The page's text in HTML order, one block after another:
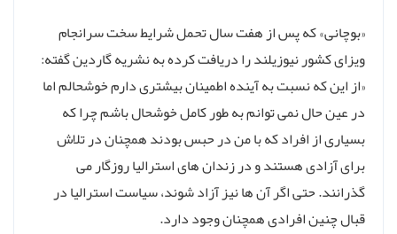
«بوچانی» که پس از هفت سال تحمل شرایط سخت سرانجام
ویزای کشور نیوزیلند را دریافت کرده به نشریه گاردین گفته:
«از این که نسبت به آینده اطمینان بیشتری دارم خوشحالم اما
در عین حال نمی توانم به طور کامل خوشحال باشم چرا که
بسیاری از افراد که با من در حبس بودند همچنان در تلاش
برای آزادی هستند و در زندان های استرالیا روزگار می
گذرانند. حتی اگر آن ها نیز آزاد شوند، سیاست استرالیا در
قبال چنین افرادی همچنان وجود دارد.